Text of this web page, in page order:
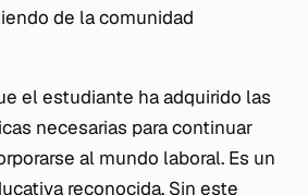
de la comunidad
el estudiante ha adquirido las
necesarias para continuar
al mundo laboral. Es un
reconocida. Sin este